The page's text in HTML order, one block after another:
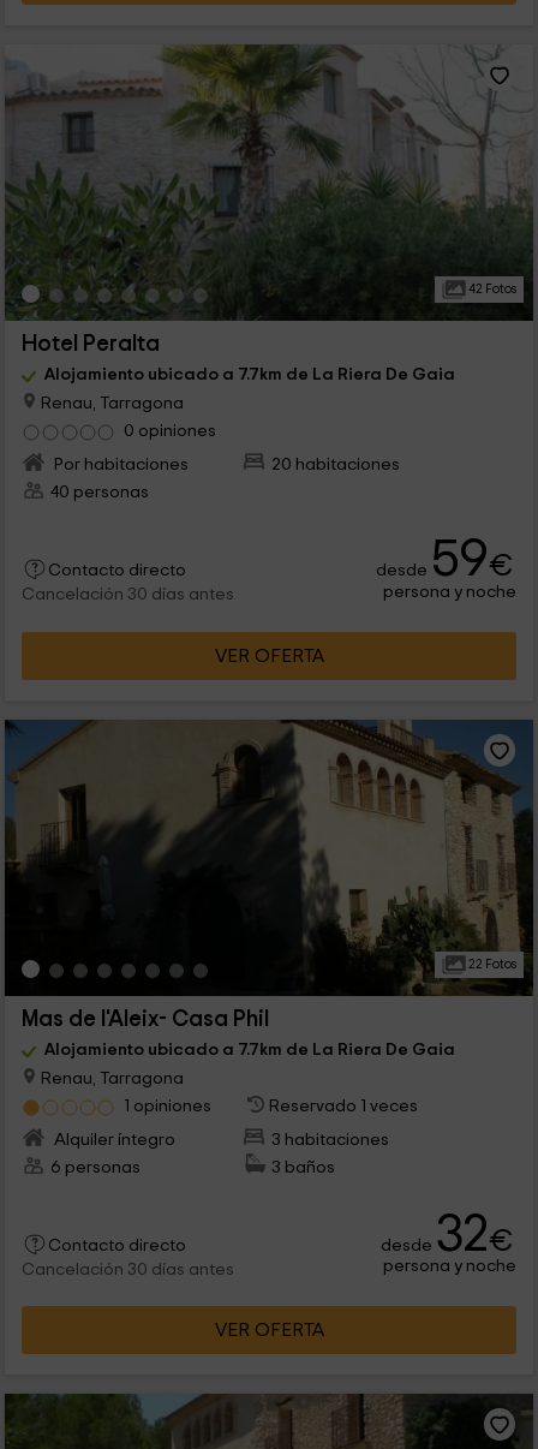
42 Fotos
Hotel Peralta
Alojamiento ubicado a 7.7km de La Riera De Gaia
Renau, Tarragona
0 opiniones
Por habitaciones
20 habitaciones
40 personas
Contacto directo
Cancelación 30 días antes
desde 59€
persona y noche
VER OFERTA
22 Fotos
Mas de l'Aleix- Casa Phil
Alojamiento ubicado a 7.7km de La Riera De Gaia
Renau, Tarragona
1 opiniones
Reservado 1 veces
Alquiler íntegro
3 habitaciones
6 personas
3 baños
Contacto directo
Cancelación 30 días antes
desde 32€
persona y noche
VER OFERTA